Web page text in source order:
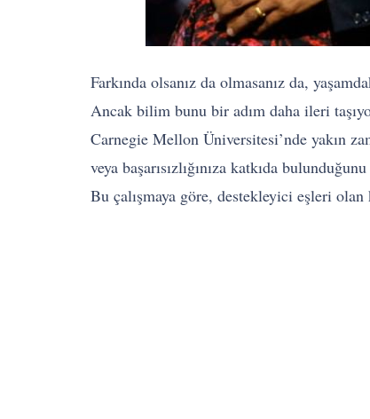
Farkında olsanız da olmasanız da,
Ancak bilim bunu bir adım daha ileri
Carnegie Mellon Üniversitesi’nde yakın
veya başarısızlığınıza katkıda
Bu çalışmaya göre, destekleyici eşleri